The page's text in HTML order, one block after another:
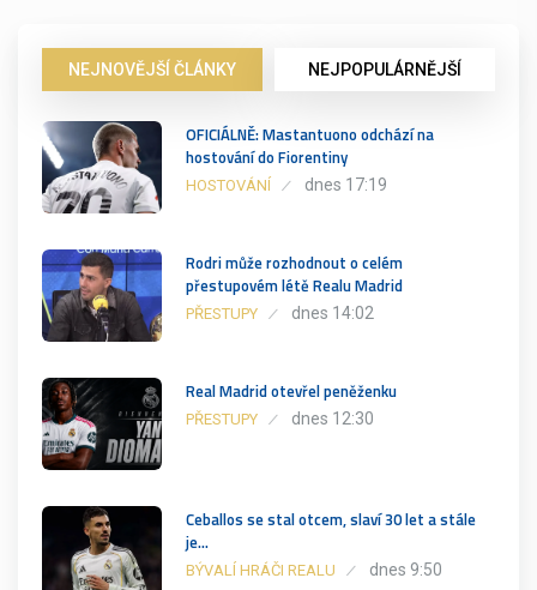
NEJNOVĚJŠÍ ČLÁNKY NEJPOPULÁRNĚJŠÍ
OFICIÁLNĚ: Mastantuono odchází na
hostování do Fiorentiny
HOSTOVÁNÍ dnes 17:19
Rodri může rozhodnout o celém
přestupovém létě Realu Madrid
PŘESTUPY dnes 14:02
Real Madrid otevřel peněženku
PŘESTUPY dnes 12:30
Ceballos se stal otcem, slaví 30 let a stále
je…
BÝVALÍ HRÁČI REALU dnes 9:50